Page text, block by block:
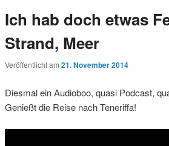
Ich hab doch etwas
Strand, Meer
Veröffentlicht am 21. November 2014
Diesmal ein Audioboo, quasi Podcast,
Genießt die Reise nach Teneriffa!